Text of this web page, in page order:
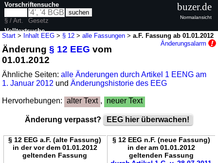
Start > Inhalt EEG > § 12 >alle Fassungen >a.F. Fassung ab 01.01.2012
Änderungsalarm
Änderung§ 12 EEG vom
01.01.2012
Ähnliche Seiten:alle Änderungen durch Artikel 1 EENG am
1. Januar 2012 undÄnderungshistorie des EEG
Hervorhebungen: alter Text , neuer Text
Änderung verpasst? EEG hier überwachen!
§ 12 EEG a.F. (alte Fassung)
in der vor dem 01.01.2012
geltenden Fassung
§ 12 EEG n.F. (neue Fassung)
in der am 01.01.2012
geltenden Fassung
Vorschriftensuche
§ / Art.
Gesetz
Volltextsuche
nur in EEG
buzer.de
Normalansicht